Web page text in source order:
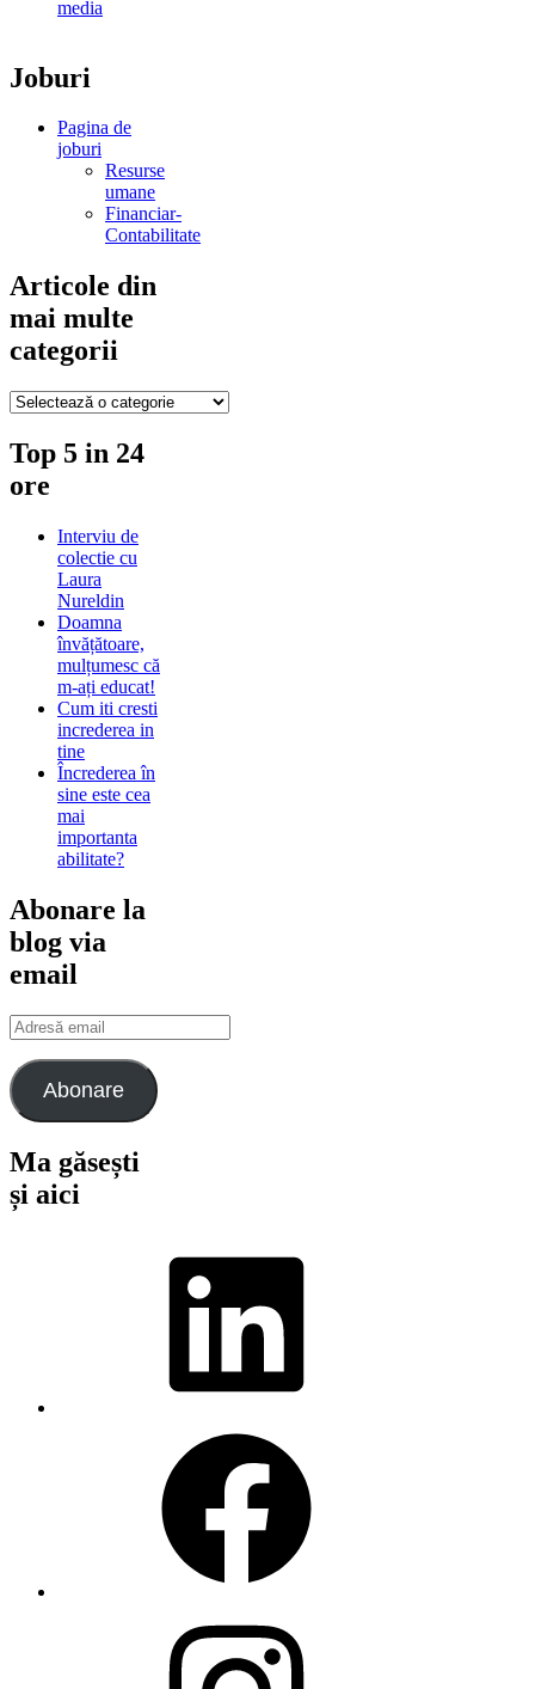
media
Joburi
Pagina de
joburi
Resurse
umane
Financiar-
Contabilitate
Articole din
mai multe
categorii
Articole
mai
multe
categorii
Top 5 in 24
ore
Interviu de
colectie cu
Laura
Nureldin
Doamna
învățătoare,
mulțumesc că
m-ați educat!
Cum iti cresti
increderea in
tine
Încrederea în
sine este cea
mai
importanta
abilitate?
Abonare la
blog via
email
Adresă
email
Abonare
Ma găsești
și aici